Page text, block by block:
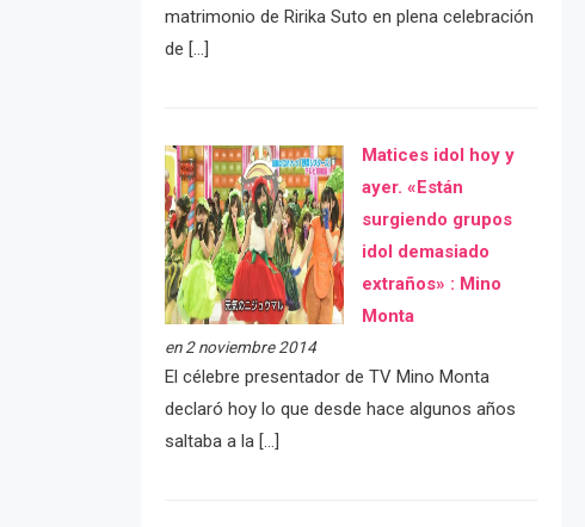
matrimonio de Ririka Suto en plena celebración
de […]
Matices idol hoy y
ayer. «Están
surgiendo grupos
idol demasiado
extraños» : Mino
Monta
en 2 noviembre 2014
El célebre presentador de TV Mino Monta
declaró hoy lo que desde hace algunos años
saltaba a la […]